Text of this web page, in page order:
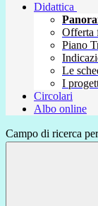
Didattica
Offerta
Piano
Le
I
Circolari
Albo online
Campo di ricerca